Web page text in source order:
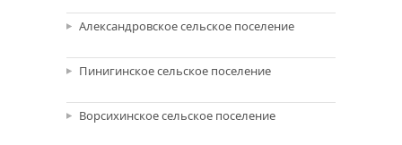
Александровское сельское поселение
Пинигинское сельское поселение
Ворсихинское сельское поселение